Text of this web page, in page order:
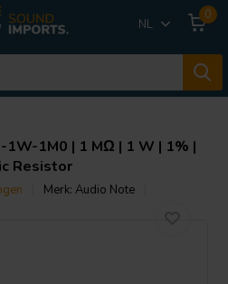
NL
0
1W-1M0 | 1 MΩ | 1 W | 1% |
Resistor
Merk:Audio Note